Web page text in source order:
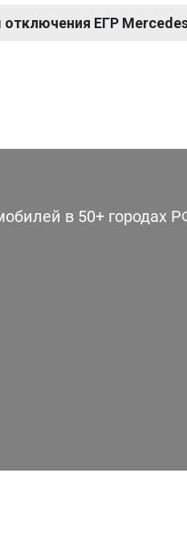
ЕГР
в 50+ городах